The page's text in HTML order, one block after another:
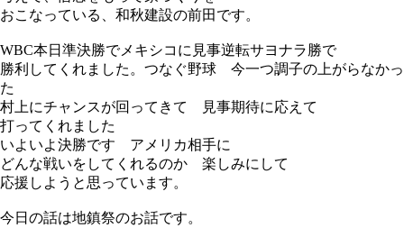
おこなっている、和秋建設の前田です。
WBC本日準決勝でメキシコに見事逆転サヨナラ勝で
勝利してくれました。つなぐ野球 今一つ調子の上がらなかっ
た
村上にチャンスが回ってきて 見事期待に応えて
打ってくれました
いよいよ決勝です アメリカ相手に
どんな戦いをしてくれるのか 楽しみにして
応援しようと思っています。
今日の話は地鎮祭のお話です。